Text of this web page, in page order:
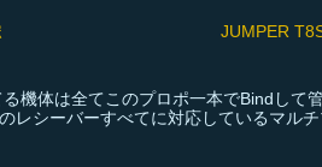
JUMPER
機体は全てこのプロポ一本でBindして
レシーバーすべてに対応しているマル